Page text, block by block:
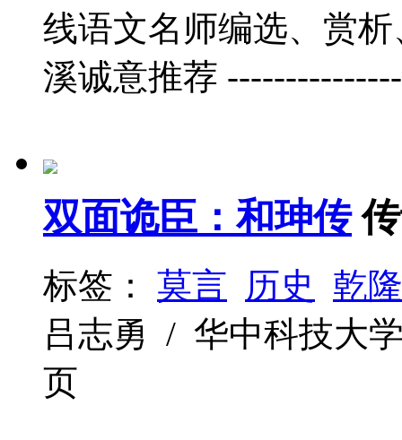
线语文名师编选、赏
溪诚意推荐
双面诡臣：和珅传
标签： 莫言 历史
乾隆
吕志勇 / 华中科技大
页